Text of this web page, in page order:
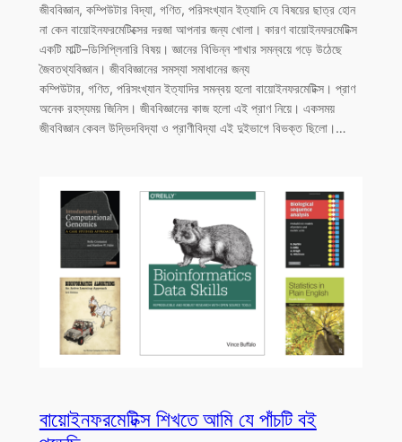
জীববিজ্ঞান, কম্পিউটার বিদ্যা, গণিত, পরিসংখ্যান ইত্যাদি যে বিষয়ের ছাত্র হোন
না কেন বায়োইনফরমেটিক্সের দরজা আপনার জন্য খোলা। কারণ বায়োইনফরমেটিক্স
একটি মাল্টি–ডিসিপ্লিনারি বিষয়। জ্ঞানের বিভিন্ন শাখার সমন্বয়ে গড়ে উঠেছে
জৈবতথ্যবিজ্ঞান। জীববিজ্ঞানের সমস্যা সমাধানের জন্য
কম্পিউটার, গণিত, পরিসংখ্যান ইত্যাদির সমন্বয় হলো বায়োইনফরমেটিক্স। প্রাণ
অনেক রহস্যময় জিনিস। জীববিজ্ঞানের কাজ হলো এই প্রাণ নিয়ে। একসময়
জীববিজ্ঞান কেবল উদ্ভিদবিদ্যা ও প্রাণীবিদ্যা এই দুইভাগে বিভক্ত ছিলো।…
বায়োইনফরমেটিক্স শিখতে আমি যে পাঁচটি বই